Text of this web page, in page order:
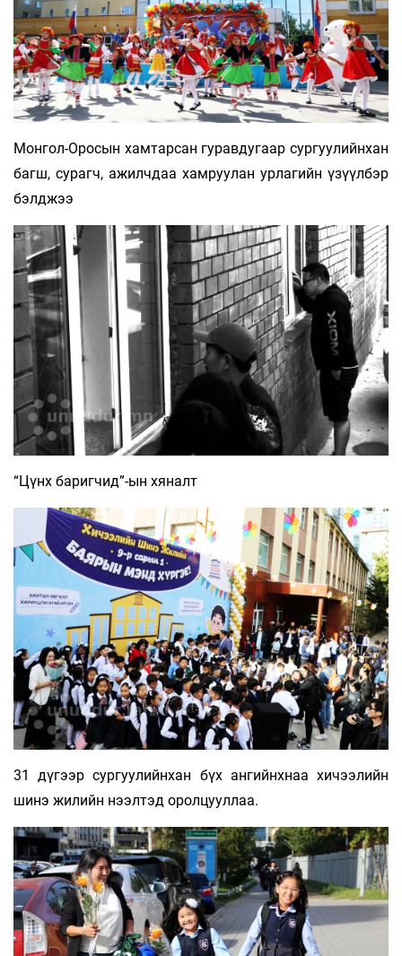
Монгол-Оросын хамтарсан гуравдугаар сургуулийнхан
багш, сурагч, ажилчдаа хамруулан урлагийн үзүүлбэр
бэлджээ
“Цүнх баригчид”-ын хяналт
31 дүгээр сургуулийнхан бүх ангийнхнаа хичээлийн
шинэ жилийн нээлтэд оролцууллаа.